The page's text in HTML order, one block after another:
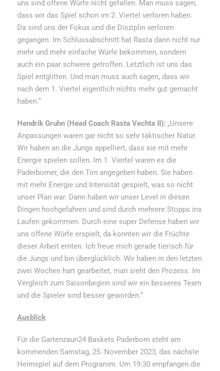
uns sind offene Würfe nicht gefallen. Man muss sagen,
dass wir das Spiel schon im 2. Viertel verloren haben.
Da sind uns der Fokus und die Disziplin verloren
gegangen. Im Schlussabschnitt hat Rasta dann nicht nur
mehr und mehr einfache Würfe bekommen, sondern
auch ein paar schwere getroffen. Letztlich ist uns das
Spiel entglitten. Und man muss auch sagen, dass wir
nach dem 1. Viertel eigentlich nichts mehr gut gemacht
haben.“
Hendrik Gruhn (Head Coach Rasta Vechta II): „Unsere
Anpassungen waren gar nicht so sehr taktischer Natur.
Wir haben an die Jungs appelliert, dass sie mit mehr
Energie spielen sollen. Im 1. Viertel waren es die
Paderborner, die den Ton angegeben haben. Sie haben
mit mehr Energie und Intensität gespielt, was so nicht
unser Plan war. Dann haben wir unser Level in diesen
Dingen hochgefahren und sind durch mehrere Stopps ins
Laufen gekommen. Durch eine super Defense haben wir
uns offene Würfe erspielt, da konnten wir die Früchte
dieser Arbeit ernten. Ich freue mich gerade tierisch für
die Jungs und bin überglücklich. Wir haben in den letzten
zwei Wochen hart gearbeitet, man sieht den Prozess. Im
Vergleich zum Saisonbeginn sind wir ein besseres Team
und die Spieler sind besser geworden.“
Ausblick
Für die Gartenzaun24 Baskets Paderborn steht am
kommenden Samstag, 25. November 2023, das nächste
Heimspiel auf dem Programm. Um 19:30 empfangen die